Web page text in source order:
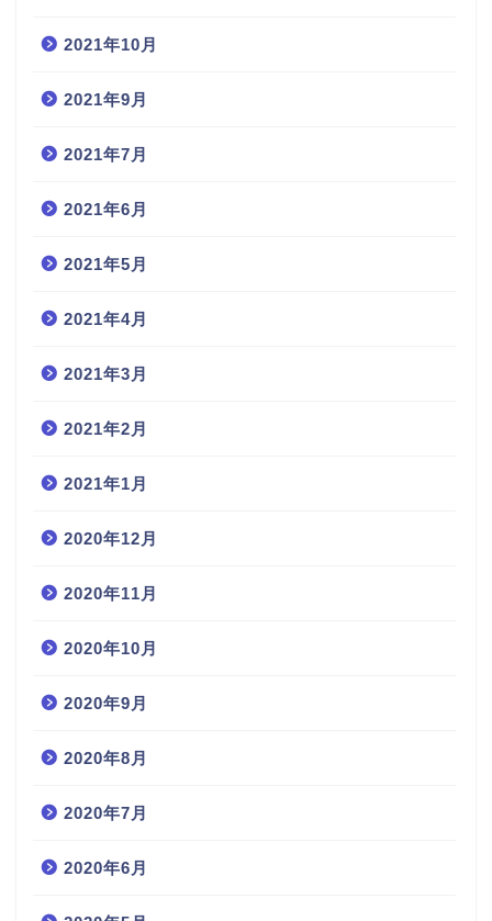
2021年10月
2021年9月
2021年7月
2021年6月
2021年5月
2021年4月
2021年3月
2021年2月
2021年1月
2020年12月
2020年11月
2020年10月
2020年9月
2020年8月
2020年7月
2020年6月